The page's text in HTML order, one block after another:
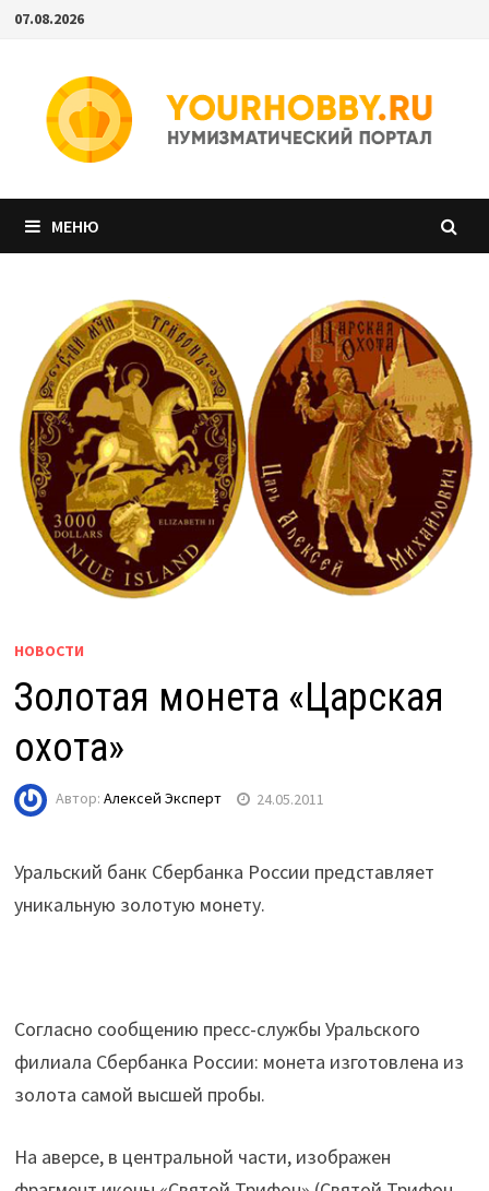
Перейти
содержимому
07.08.2026
МЕНЮ
НОВОСТИ
Золотая монета «Царская
охота»
Автор: Алексей Эксперт 24.05.2011
Уральский банк Сбербанка России представляет
уникальную золотую монету.
Согласно сообщению пресс-службы Уральского
филиала Сбербанка России: монета изготовлена из
золота самой высшей пробы.
На аверсе, в центральной части, изображен